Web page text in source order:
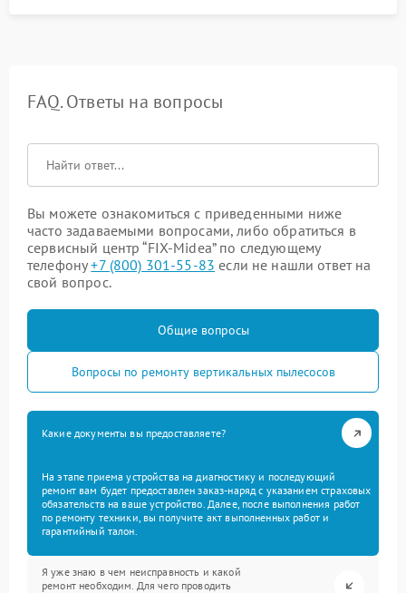
FAQ. Ответы на вопросы
Вы можете ознакомиться с приведенными ниже
часто задаваемыми вопросами, либо обратиться в
сервисный центр “FIX-Midea” по следующему
телефону+7 (800) 301-55-83 если не нашли ответ на
свой вопрос.
Общие вопросы
Вопросы по ремонту вертикальных пылесосов
Какие документы вы предоставляете?
На этапе приема устройства на диагностику и последующий
ремонт вам будет предоставлен заказ-наряд с указанием страховых
обязательств на ваше устройство. Далее, после выполнения работ
по ремонту техники, вы получите акт выполненных работ и
гарантийный талон.
Я уже знаю в чем неисправность и какой
ремонт необходим. Для чего проводить